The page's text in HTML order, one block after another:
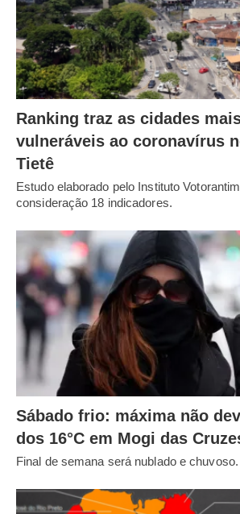
Ranking traz as cidades
vulneráveis ao coronavírus
Tietê
Estudo elaborado pelo Instituto
consideração 18 indicadores.
Sábado frio: máxima não
dos 16°C em Mogi das
Final de semana será nublado e chuvoso.